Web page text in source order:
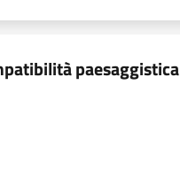
paesaggistica